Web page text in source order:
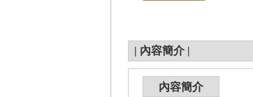
| 內容簡介 |
內容簡介